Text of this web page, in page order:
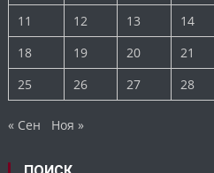
11
12 13 14
18
19 20 21
25
26 27 28
« Сен Ноя »